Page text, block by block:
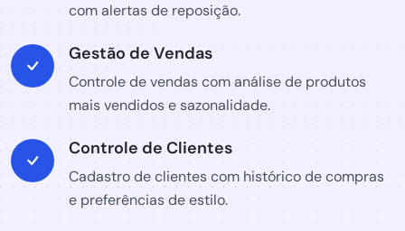
com alertas de reposição.
Gestão de Vendas
Controle de vendas com análise de produtos
mais vendidos e sazonalidade.
Controle de Clientes
Cadastro de clientes com histórico de compras
e preferências de estilo.